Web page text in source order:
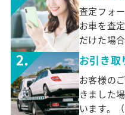
査定フォ
お車を査
だけた場
お引き取
お客様の
きました
います。